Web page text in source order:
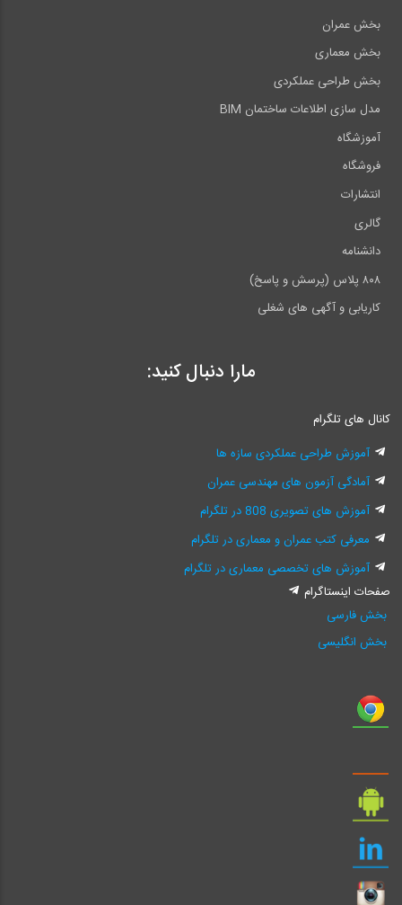
بخش عمران
بخش معماری
بخش طراحی عملکردی
مدل سازی اطلاعات ساختمان BIM
آموزشگاه
فروشگاه
انتشارات
گالری
دانشنامه
۸۰۸ پلاس (پرسش و پاسخ)
کاریابی و آگهی های شغلی
مارا دنبال کنید:
کانال های تلگرام
آموزش طراحی عملکردی سازه ها
آمادگی آزمون های مهندسی عمران
آموزش های تصویری 808 در تلگرام
معرفی کتب عمران و معماری در تلگرام
آموزش های تخصصی معماری در تلگرام
صفحات اینستاگرام
بخش فارسی
بخش انگلیسی